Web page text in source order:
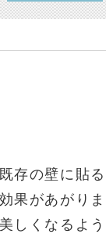
存の壁に貼
果があがりま
しくなるよ